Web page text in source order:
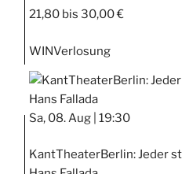
21,80 bis 30,00 €
WINVerlosung
Sa, 08. Aug | 19:30
KantTheaterBerlin: Jeder